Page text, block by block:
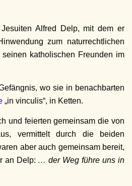
Alfred Delp, mit dem er
zum naturrechtlichen
katholischen Freunden im
wo sie in benachbarten
„in vinculis“, in Ketten.
und feierten gemeinsam die von
vermittelt durch die beiden
aber auch gemeinsam bereit,
an Delp: … der Weg führe uns in